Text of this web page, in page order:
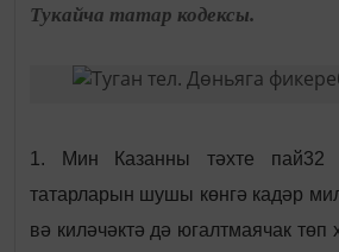
Тукайча татар кодексы.
1. Мин Казанны тәхте пай32
татарларын шушы көнгә кадәр
вә киләчәктә дә югалтмаячак